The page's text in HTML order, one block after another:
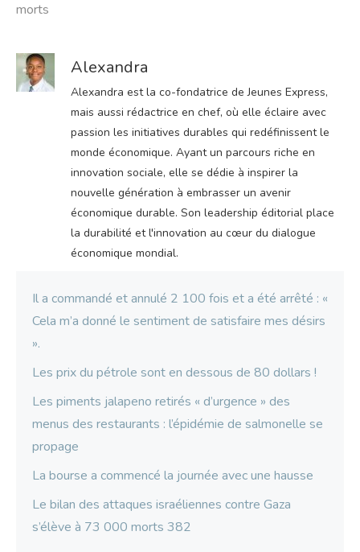
morts
Alexandra
Alexandra est la co-fondatrice de Jeunes Express,
mais aussi rédactrice en chef, où elle éclaire avec
passion les initiatives durables qui redéfinissent le
monde économique. Ayant un parcours riche en
innovation sociale, elle se dédie à inspirer la
nouvelle génération à embrasser un avenir
économique durable. Son leadership éditorial place
la durabilité et l'innovation au cœur du dialogue
économique mondial.
Il a commandé et annulé 2 100 fois et a été arrêté : «
Cela m’a donné le sentiment de satisfaire mes désirs
».
Les prix du pétrole sont en dessous de 80 dollars !
Les piments jalapeno retirés « d’urgence » des
menus des restaurants : l’épidémie de salmonelle se
propage
La bourse a commencé la journée avec une hausse
Le bilan des attaques israéliennes contre Gaza
s’élève à 73 000 morts 382